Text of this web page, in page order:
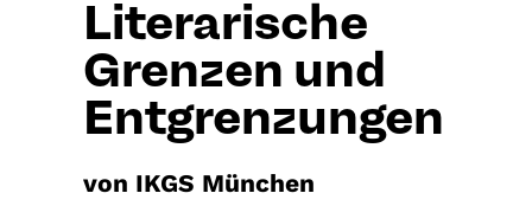
Literarische
Grenzen und
Entgrenzungen
von IKGS München